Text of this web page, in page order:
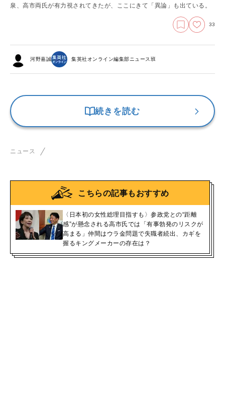
泉、高市両氏が有力視されてきたが、ここにきて「異論」も出ている。
33
河野嘉誠 集英社オンライン編集部ニュース班
続きを読む
ニュース
こちらの記事もおすすめ
〈日本初の女性総理目指すも〉参政党との“距離
感”が懸念される高市氏では「有事勃発のリスクが
高まる」仲間はウラ金問題で失職者続出、カギを
握るキングメーカーの存在は？